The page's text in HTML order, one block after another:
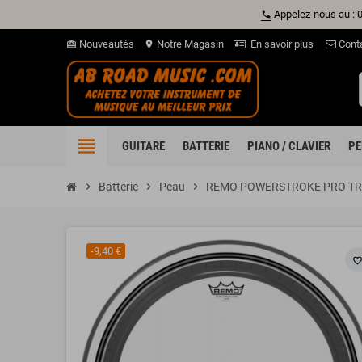
phone Appelez-nous au :
card_giftcard Nouveautés location_on Notre Magasin En savoir plus
view_headline GUITARE BATTERIE PIANO / CLAVIER
chevron_right Batterie chevron_right Peau chevron_right REMO POWERSTROKE PRO
favorite_border
-9,40 €